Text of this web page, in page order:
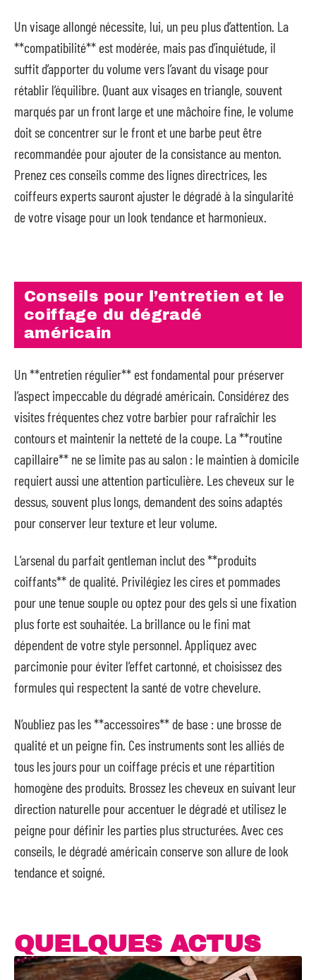
Un visage allongé nécessite, lui, un peu plus d’attention. La
**compatibilité** est modérée, mais pas d’inquiétude, il
suffit d’apporter du volume vers l’avant du visage pour
rétablir l’équilibre. Quant aux visages en triangle, souvent
marqués par un front large et une mâchoire fine, le volume
doit se concentrer sur le front et une barbe peut être
recommandée pour ajouter de la consistance au menton.
Prenez ces conseils comme des lignes directrices, les
coiffeurs experts sauront ajuster le dégradé à la singularité
de votre visage pour un look tendance et harmonieux.
Conseils pour l’entretien et le
coiffage du dégradé
américain
Un **entretien régulier** est fondamental pour préserver
l’aspect impeccable du dégradé américain. Considérez des
visites fréquentes chez votre barbier pour rafraîchir les
contours et maintenir la netteté de la coupe. La **routine
capillaire** ne se limite pas au salon : le maintien à domicile
requiert aussi une attention particulière. Les cheveux sur le
dessus, souvent plus longs, demandent des soins adaptés
pour conserver leur texture et leur volume.
L’arsenal du parfait gentleman inclut des **produits
coiffants** de qualité. Privilégiez les cires et pommades
pour une tenue souple ou optez pour des gels si une fixation
plus forte est souhaitée. La brillance ou le fini mat
dépendent de votre style personnel. Appliquez avec
parcimonie pour éviter l’effet cartonné, et choisissez des
formules qui respectent la santé de votre chevelure.
N’oubliez pas les **accessoires** de base : une brosse de
qualité et un peigne fin. Ces instruments sont les alliés de
tous les jours pour un coiffage précis et une répartition
homogène des produits. Brossez les cheveux en suivant leur
direction naturelle pour accentuer le dégradé et utilisez le
peigne pour définir les parties plus structurées. Avec ces
conseils, le dégradé américain conserve son allure de look
tendance et soigné.
QUELQUES ACTUS